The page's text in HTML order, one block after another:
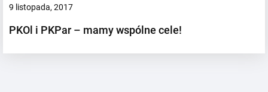
9 listopada, 2017
PKOl i PKPar – mamy wspólne cele!